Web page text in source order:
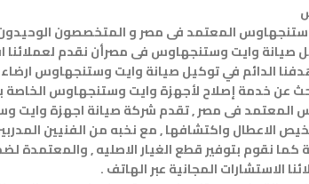
المعتمد فى مصر و المتخصصون
صيانة وايت وستنجهاوس فى مصرأن نقدم
الدائم في توكيل صيانة وايت وستنجهاوس ارضاء
عن خدمة إصلاح لأجهزة وايت وستنجهاوس
المعتمد فى مصر , تقدم شركة صيانة اجهزة وايت
الاعطال واكتشافها , مع نخبه من الفنيين
كما نقوم بتوفير قطع الغيار الاصليه ,
الاستشارات المجانية عبر الهاتف .